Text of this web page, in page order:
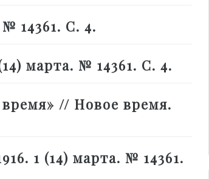
14361. С. 4.
марта. № 14361. С. 4.
// Новое время.
1 (14) марта. № 14361.